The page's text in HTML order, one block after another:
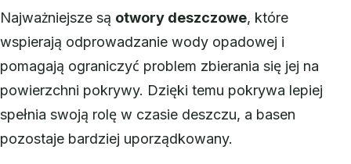
Najważniejsze są otwory deszczowe, które
wspierają odprowadzanie wody opadowej i
pomagają ograniczyć problem zbierania się jej na
powierzchni pokrywy. Dzięki temu pokrywa lepiej
spełnia swoją rolę w czasie deszczu, a basen
pozostaje bardziej uporządkowany.